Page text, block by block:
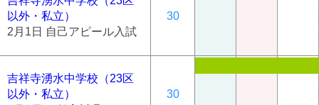
以外・私立）
2月1日 自己アピール入試
30
吉祥寺湧水中学校（23区
以外・私立）
30